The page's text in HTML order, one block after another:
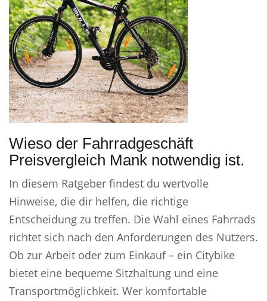
Wieso der Fahrradgeschäft
Preisvergleich Mank notwendig ist.
In diesem Ratgeber findest du wertvolle
Hinweise, die dir helfen, die richtige
Entscheidung zu treffen. Die Wahl eines Fahrrads
richtet sich nach den Anforderungen des Nutzers.
Ob zur Arbeit oder zum Einkauf – ein Citybike
bietet eine bequeme Sitzhaltung und eine
Transportmöglichkeit. Wer komfortable